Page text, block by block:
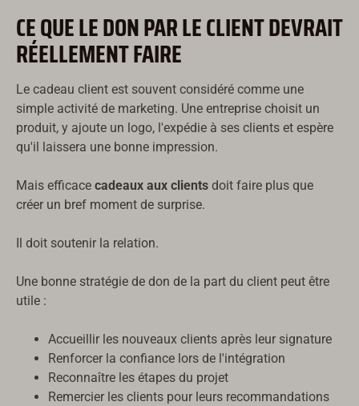
CE QUE LE DON PAR LE CLIENT DEVRAIT
RÉELLEMENT FAIRE
Le cadeau client est souvent considéré comme une
simple activité de marketing. Une entreprise choisit un
produit, y ajoute un logo, l'expédie à ses clients et espère
qu'il laissera une bonne impression.
Mais efficace cadeaux aux clients doit faire plus que
créer un bref moment de surprise.
Il doit soutenir la relation.
Une bonne stratégie de don de la part du client peut être
utile :
Accueillir les nouveaux clients après leur signature
Renforcer la confiance lors de l'intégration
Reconnaître les étapes du projet
Remercier les clients pour leurs recommandations